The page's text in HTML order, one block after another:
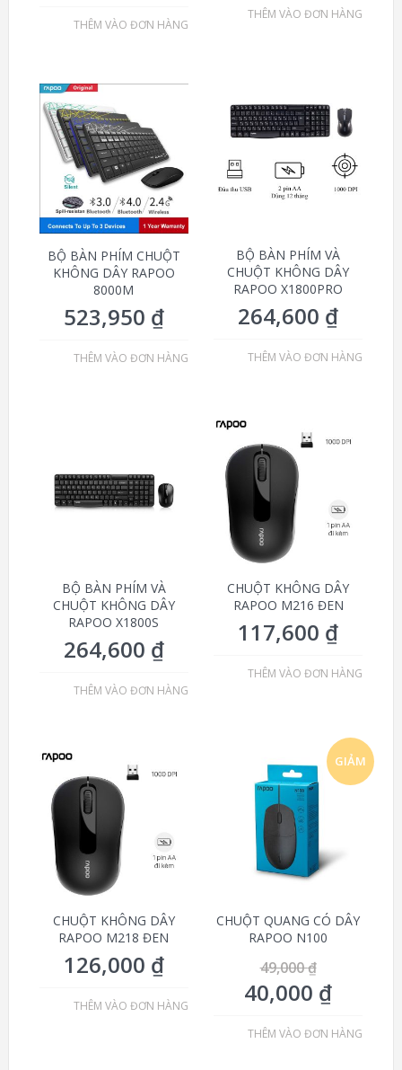
THÊM VÀO ĐƠN HÀNG
THÊM VÀO ĐƠN HÀNG
BỘ BÀN PHÍM CHUỘT
KHÔNG DÂY RAPOO
8000M
523,950 ₫
THÊM VÀO ĐƠN HÀNG
BỘ BÀN PHÍM VÀ
CHUỘT KHÔNG DÂY
RAPOO X1800PRO
264,600 ₫
THÊM VÀO ĐƠN HÀNG
BỘ BÀN PHÍM VÀ
CHUỘT KHÔNG DÂY
RAPOO X1800S
264,600 ₫
THÊM VÀO ĐƠN HÀNG
CHUỘT KHÔNG DÂY
RAPOO M216 ĐEN
117,600 ₫
THÊM VÀO ĐƠN HÀNG
CHUỘT KHÔNG DÂY
RAPOO M218 ĐEN
126,000 ₫
THÊM VÀO ĐƠN HÀNG
GIẢM
CHUỘT QUANG CÓ DÂY
RAPOO N100
49,000₫
40,000 ₫
THÊM VÀO ĐƠN HÀNG